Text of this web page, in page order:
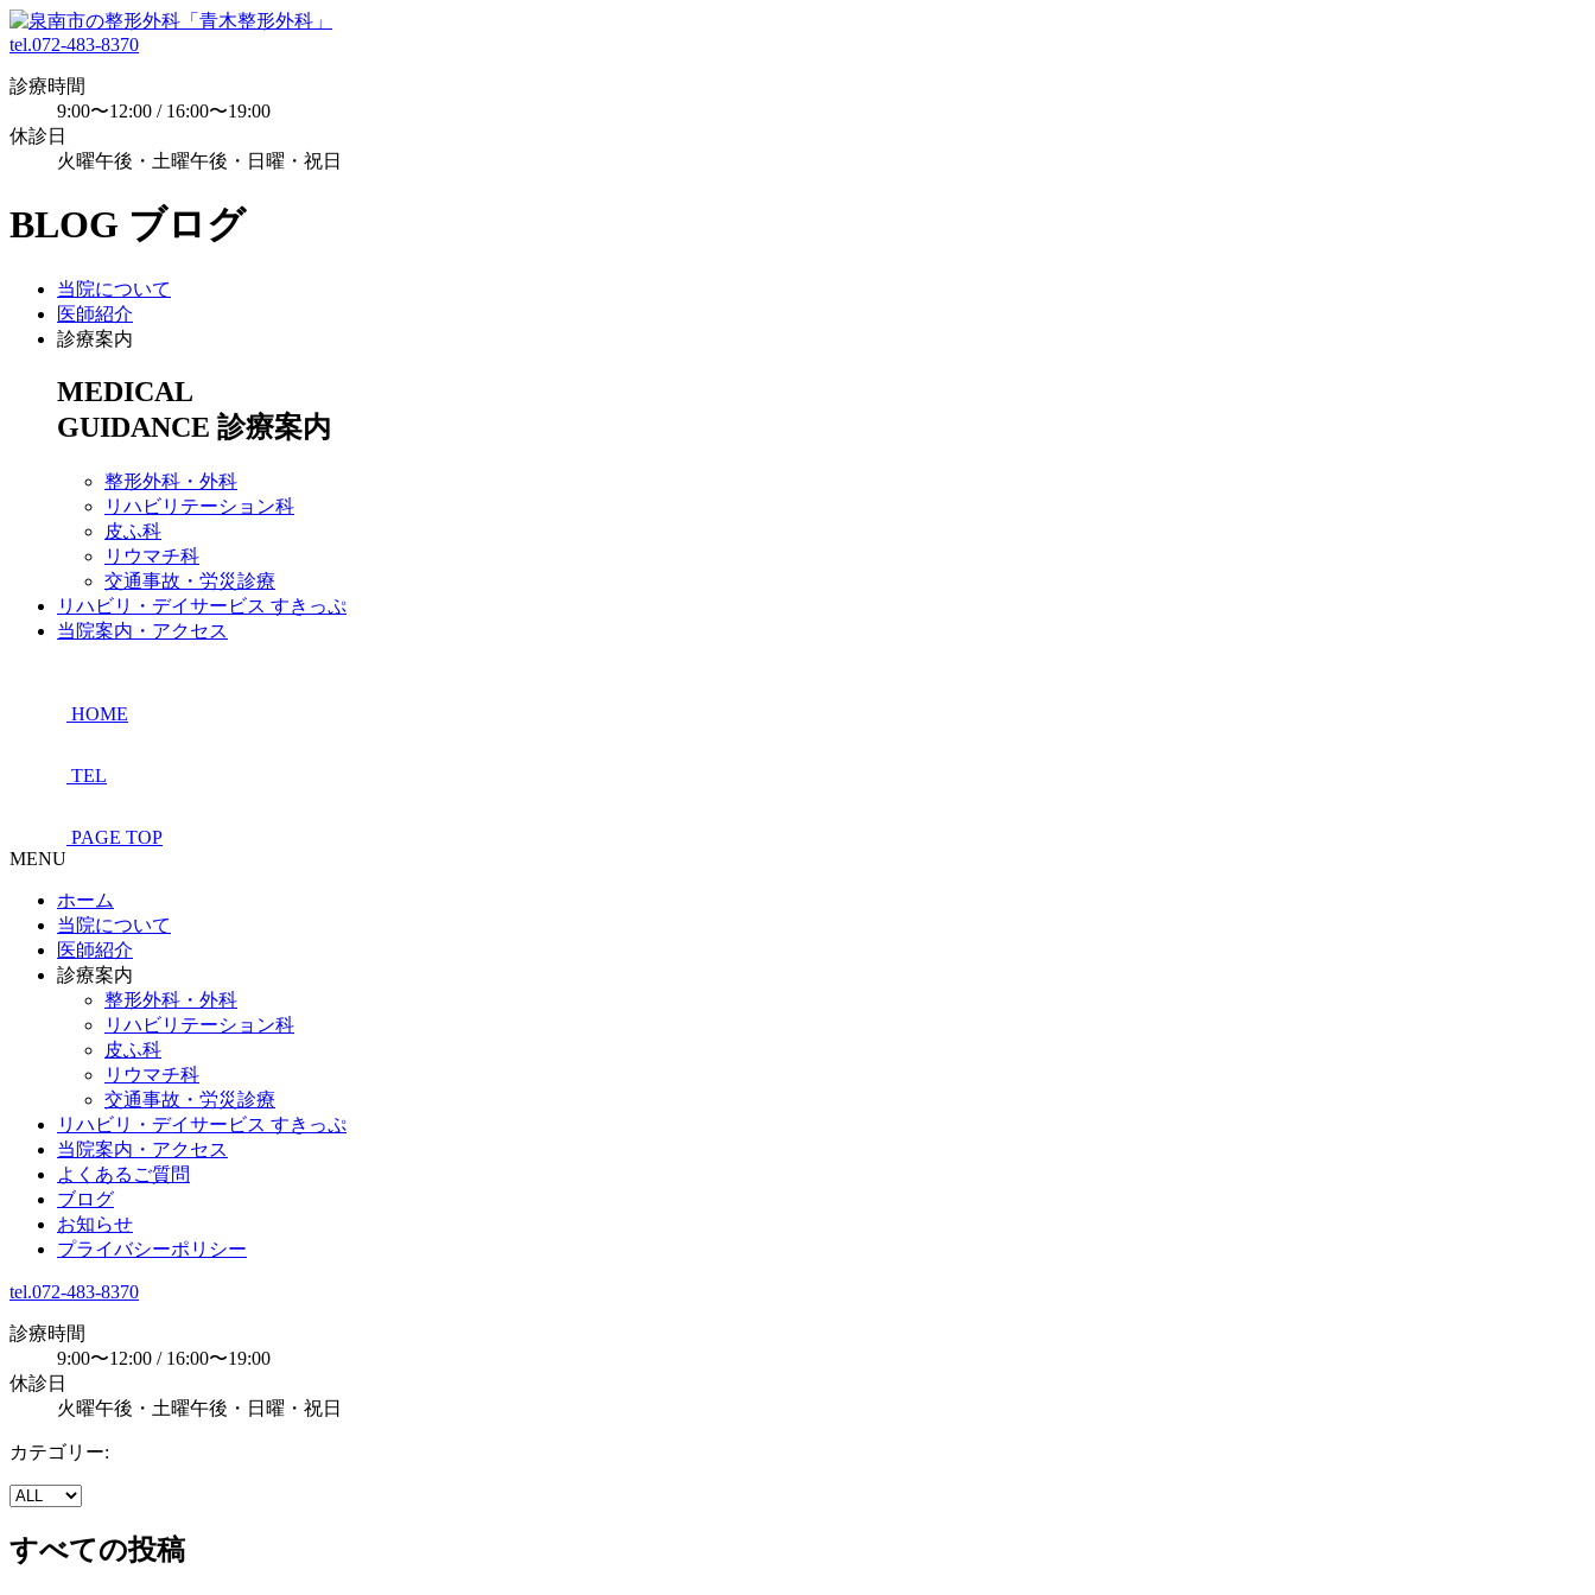
tel.072-483-8370
診療時間
9:00〜12:00 / 16:00〜19:00
休診日
火曜午後・土曜午後・日曜・祝日
BLOG ブログ
当院について
医師紹介
診療案内
MEDICAL
GUIDANCE 診療案内
整形外科・外科
リハビリテーション科
皮ふ科
リウマチ科
交通事故・労災診療
リハビリ・デイサービス すきっぷ
当院案内・アクセス
HOME
TEL
PAGE TOP
MENU
ホーム
当院について
医師紹介
診療案内
整形外科・外科
リハビリテーション科
皮ふ科
リウマチ科
交通事故・労災診療
リハビリ・デイサービス すきっぷ
当院案内・アクセス
よくあるご質問
ブログ
お知らせ
プライバシーポリシー
tel.072-483-8370
診療時間
9:00〜12:00 / 16:00〜19:00
休診日
火曜午後・土曜午後・日曜・祝日
カテゴリー:
すべての投稿